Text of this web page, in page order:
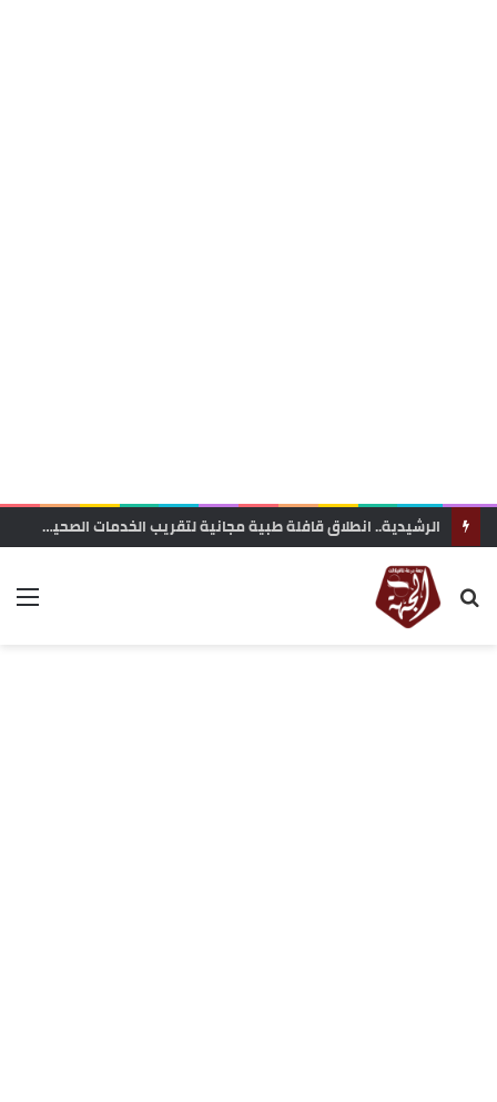
الرشيدية.. انطلاق قافلة طبية مجانية لتقريب الخدمات الصحية من ساكنة تنجداد وفركلة العليا